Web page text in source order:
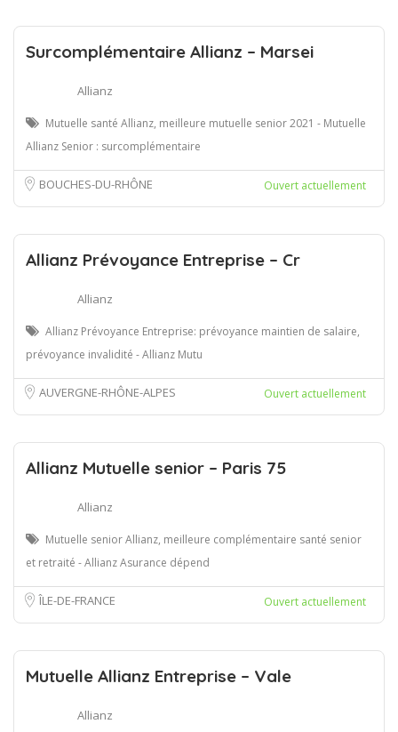
Surcomplémentaire Allianz – Marsei
Allianz
Mutuelle santé Allianz, meilleure mutuelle senior 2021 - Mutuelle
Allianz Senior : surcomplémentaire
BOUCHES-DU-RHÔNE Ouvert actuellement
Allianz Prévoyance Entreprise – Cr
Allianz
Allianz Prévoyance Entreprise: prévoyance maintien de salaire,
prévoyance invalidité - Allianz Mutu
AUVERGNE-RHÔNE-ALPES Ouvert actuellement
Allianz Mutuelle senior – Paris 75
Allianz
Mutuelle senior Allianz, meilleure complémentaire santé senior
et retraité - Allianz Asurance dépend
ÎLE-DE-FRANCE Ouvert actuellement
Mutuelle Allianz Entreprise – Vale
Allianz